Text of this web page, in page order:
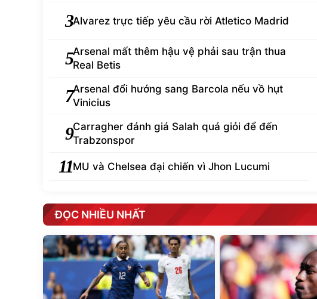
3Alvarez trực tiếp yêu cầu rời Atletico Madrid
5Arsenal mất thêm hậu vệ phải sau trận thua
Real Betis
7Arsenal đổi hướng sang Barcola nếu vồ hụt
Vinicius
9Carragher đánh giá Salah quá giỏi để đến
Trabzonspor
11MU và Chelsea đại chiến vì Jhon Lucumi
ĐỌC NHIỀU NHẤT